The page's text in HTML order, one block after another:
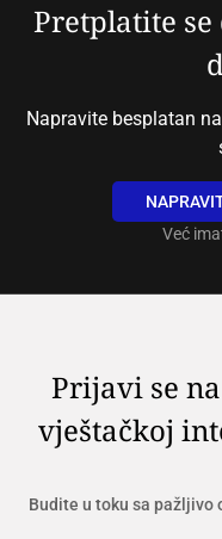
Pretplatite
Napravite besplatan
Već
Prijavi se
vještačkoj
Budite u toku sa